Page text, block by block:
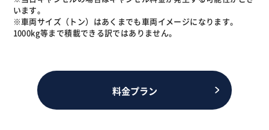
います。
※車両サイズ（トン）はあくまでも車両イメージになります。
1000kg等まで積載できる訳ではありません。
料金プラン